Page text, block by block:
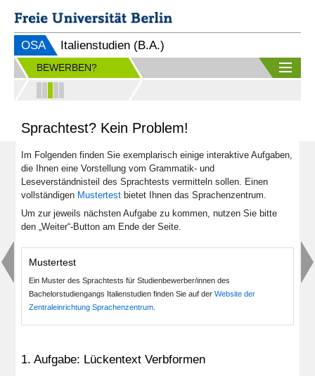
OSA Italienstudien (B.A.)
BEWERBEN?
Sprachtest? Kein Problem!
Im Folgenden finden Sie exemplarisch einige interaktive Aufgaben,
die Ihnen eine Vorstellung vom Grammatik- und
Leseverständnisteil des Sprachtests vermitteln sollen. Einen
vollständigen Mustertest bietet Ihnen das Sprachenzentrum.
Um zur jeweils nächsten Aufgabe zu kommen, nutzen Sie bitte
den „Weiter“-Button am Ende der Seite.
Mustertest
Ein Muster des Sprachtests für Studienbewerber/innen des
Bachelorstudiengangs Italienstudien finden Sie auf der Website der
Zentraleinrichtung Sprachenzentrum
1. Aufgabe: Lückentext Verbformen